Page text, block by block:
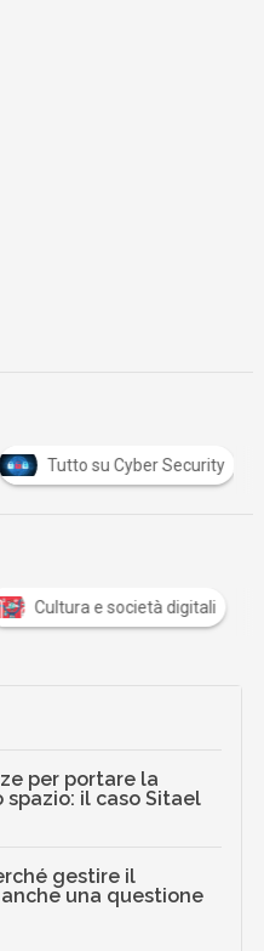
Tutto su Cyber Security
Cultura e società digitali
per portare la
spazio: il caso Sitael
gestire il
una questione